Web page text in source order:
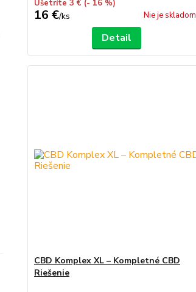
Ušetríte 3 € (- 16 %)
16 €/ks Nie je skladom
Detail
CBD Komplex XL – Kompletné CBD
Riešenie